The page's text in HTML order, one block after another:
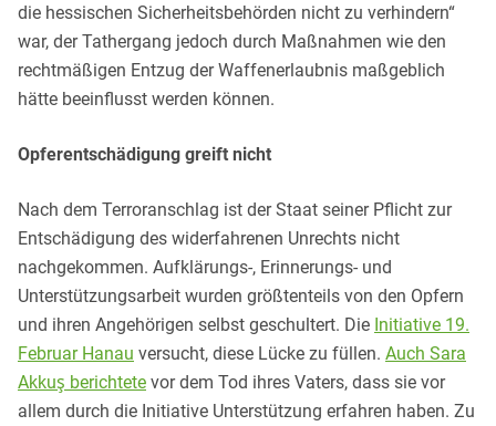
die hessischen Sicherheitsbehörden nicht zu verhindern“
war, der Tathergang jedoch durch Maßnahmen wie den
rechtmäßigen Entzug der Waffenerlaubnis maßgeblich
hätte beeinflusst werden können.
Opferentschädigung greift nicht
Nach dem Terroranschlag ist der Staat seiner Pflicht zur
Entschädigung des widerfahrenen Unrechts nicht
nachgekommen. Aufklärungs-, Erinnerungs- und
Unterstützungsarbeit wurden größtenteils von den Opfern
und ihren Angehörigen selbst geschultert. Die Initiative 19.
Februar Hanau versucht, diese Lücke zu füllen. Auch Sara
Akkuş berichtete vor dem Tod ihres Vaters, dass sie vor
allem durch die Initiative Unterstützung erfahren haben. Zu